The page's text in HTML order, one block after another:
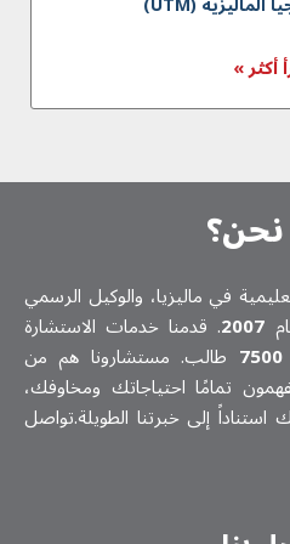
أكثر »
في ماليزيا، والوكيل الرسمي
2007. قدمنا خدمات الاستشارة
7500 طالب. مستشارونا هم من
تمامًا احتياجاتك ومخاوفك،
إلى خبرتنا الطويلة.تواصل